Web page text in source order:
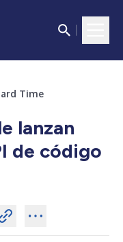
Time
lanzan
de código